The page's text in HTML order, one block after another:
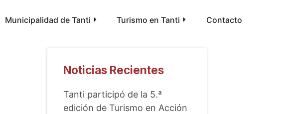
Municipalidad de Tanti Turismo en Tanti Contacto
Noticias Recientes
Tanti participó de la 5.ª
edición de Turismo en Acción